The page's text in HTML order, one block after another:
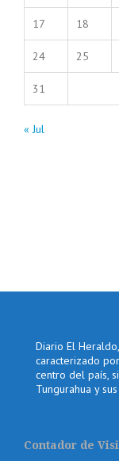
17 18
24 25
31
« Jul
Diario El
caracterizado
centro del país,
Tungurahua y
Contador de